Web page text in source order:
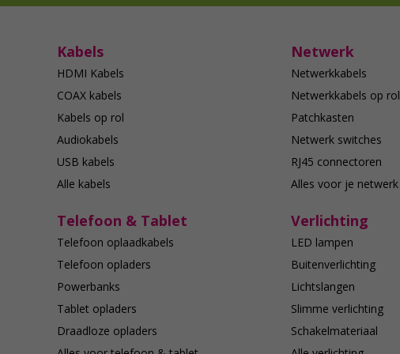
Kabels
HDMI Kabels
COAX kabels
Kabels op rol
Audiokabels
USB kabels
Alle kabels
Netwerk
Netwerkkabels
Netwerkkabels op rol
Patchkasten
Netwerk switches
RJ45 connectoren
Alles voor je netwerk
Telefoon & Tablet
Telefoon oplaadkabels
Telefoon opladers
Powerbanks
Tablet opladers
Draadloze opladers
Verlichting
LED lampen
Buitenverlichting
Lichtslangen
Slimme verlichting
Schakelmateriaal